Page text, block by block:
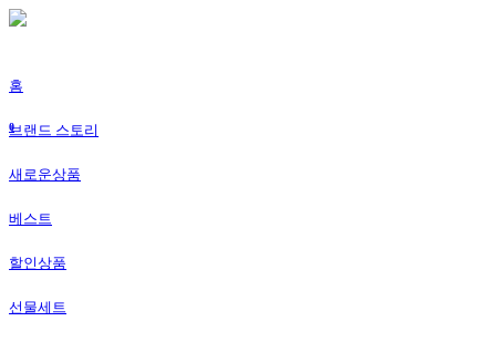
0
홈
브랜드 스토리
새로운상품
베스트
할인상품
선물세트